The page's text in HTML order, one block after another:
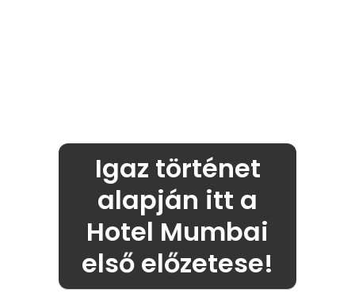
Igaz történet
alapján itt a
Hotel Mumbai
első előzetese!